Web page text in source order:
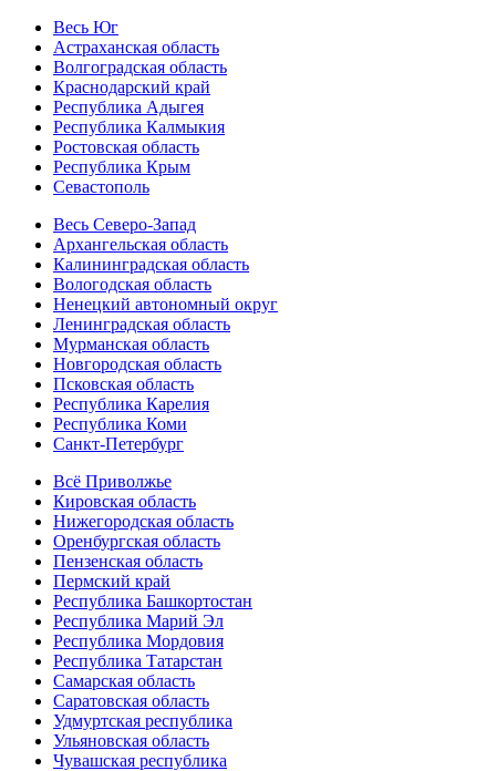
Весь Юг
Астраханская область
Волгоградская область
Краснодарский край
Республика Адыгея
Республика Калмыкия
Ростовская область
Республика Крым
Севастополь
Весь Северо-Запад
Архангельская область
Калининградская область
Вологодская область
Ненецкий автономный округ
Ленинградская область
Мурманская область
Новгородская область
Псковская область
Республика Карелия
Республика Коми
Санкт-Петербург
Всё Приволжье
Кировская область
Нижегородская область
Оренбургская область
Пензенская область
Пермский край
Республика Башкортостан
Республика Марий Эл
Республика Мордовия
Республика Татарстан
Самарская область
Саратовская область
Удмуртская республика
Ульяновская область
Чувашская республика